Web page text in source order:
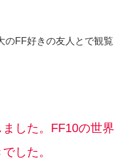
のFF好きの友人とで観覧
した。FF10の世界
した。